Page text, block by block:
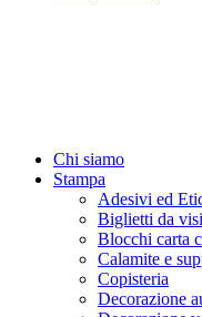
Chi siamo
Stampa
Adesivi ed
Biglietti da
Blocchi carta
Calamite e
Copisteria
Decorazione